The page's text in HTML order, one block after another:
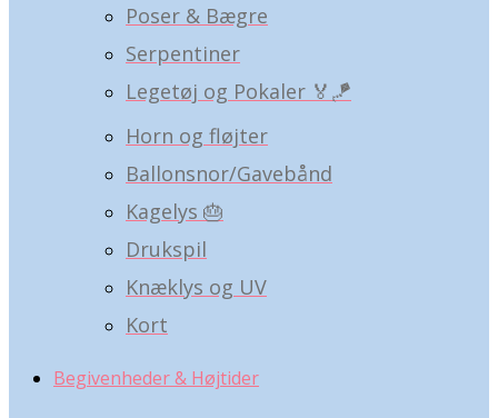
Poser & Bægre
Serpentiner
Legetøj og Pokaler 🏅🪁
Horn og fløjter
Ballonsnor/Gavebånd
Kagelys 🎂
Drukspil
Knæklys og UV
Kort
Begivenheder & Højtider